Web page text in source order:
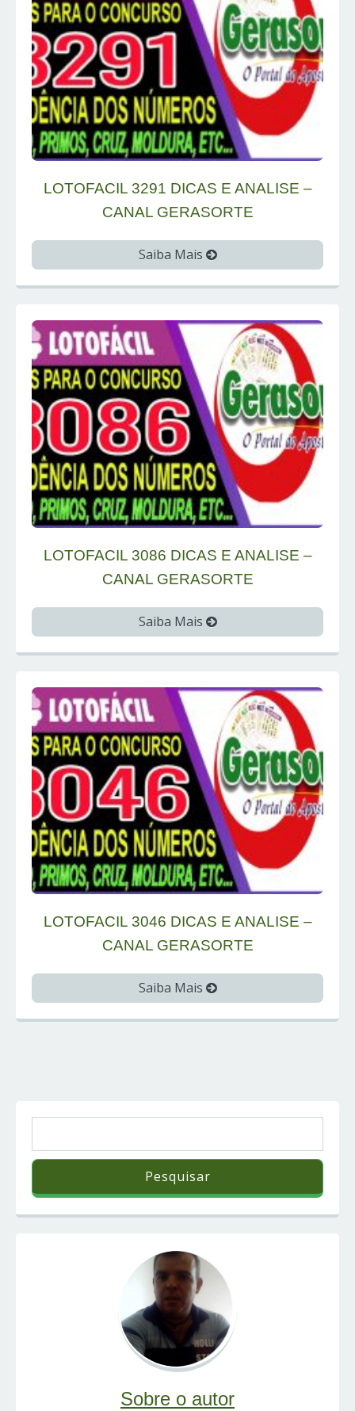
LOTOFACIL 3291 DICAS E ANALISE –
CANAL GERASORTE
Saiba Mais
LOTOFACIL 3086 DICAS E ANALISE –
CANAL GERASORTE
Saiba Mais
LOTOFACIL 3046 DICAS E ANALISE –
CANAL GERASORTE
Saiba Mais
Sobre o autor